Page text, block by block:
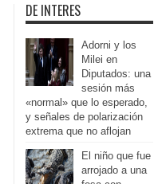
DE INTERES
Adorni y los
Milei en
Diputados: una
sesión más
«normal» que lo esperado,
y señales de polarización
extrema que no aflojan
El niño que fue
arrojado a una